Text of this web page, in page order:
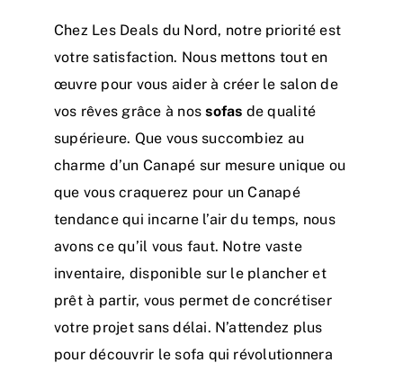
Chez Les Deals du Nord, notre priorité est
votre satisfaction. Nous mettons tout en
œuvre pour vous aider à créer le salon de
vos rêves grâce à nossofas de qualité
supérieure. Que vous succombiez au
charme d’un Canapé sur mesure unique ou
que vous craquerez pour un Canapé
tendance qui incarne l’air du temps, nous
avons ce qu’il vous faut. Notre vaste
inventaire, disponible sur le plancher et
prêt à partir, vous permet de concrétiser
votre projet sans délai. N’attendez plus
pour découvrir le sofa qui révolutionnera